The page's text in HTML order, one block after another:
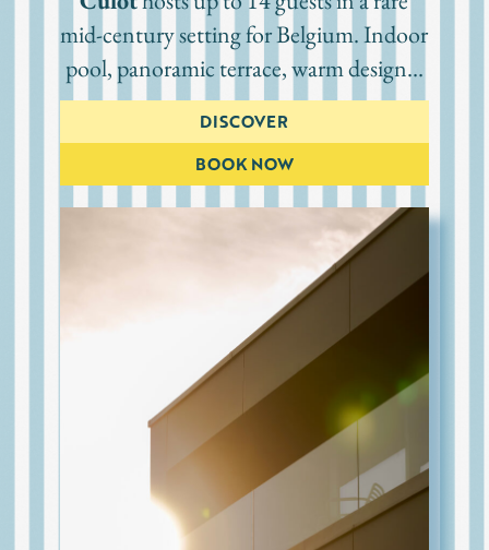
mid-century setting for Belgium. Indoor
pool, panoramic terrace, warm design…
DISCOVER
BOOK NOW